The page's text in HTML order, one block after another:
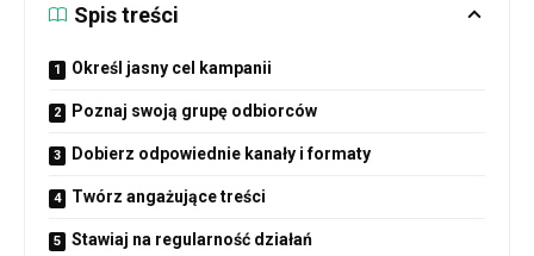
Spis treści
Określ jasny cel kampanii
Poznaj swoją grupę odbiorców
Dobierz odpowiednie kanały i formaty
Twórz angażujące treści
Stawiaj na regularność działań